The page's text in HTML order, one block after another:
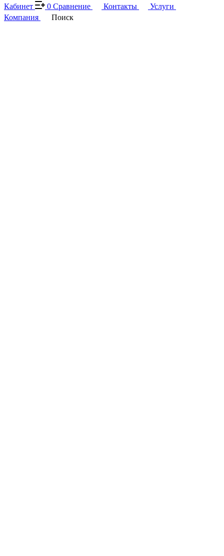
Кабинет
0 Сравнение Контакты
Услуги
Компания
Поиск